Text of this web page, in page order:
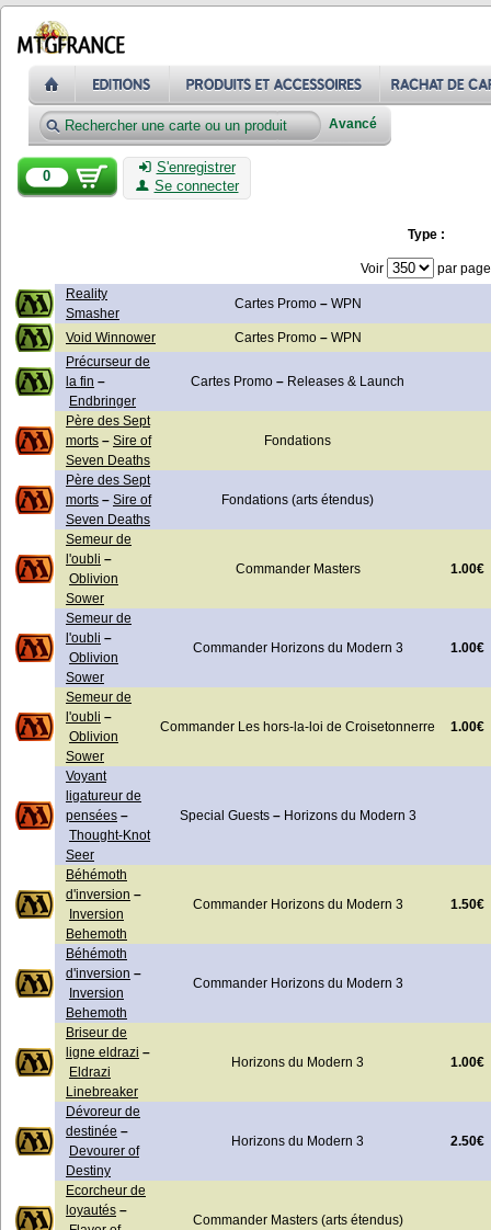
Avancé
0
S'enregistrer
Se connecter
Type :
Voir par page
Reality
Smasher
Cartes Promo– WPN
Void Winnower Cartes Promo– WPN
Précurseur de
la fin –
Endbringer
Cartes Promo – Releases & Launch
Père des Sept
morts – Sire of
Seven Deaths
Fondations
Père des Sept
morts – Sire of
Seven Deaths
Fondations (arts étendus)
Semeur de
l'oubli –
Oblivion
Sower
Commander Masters 1.00€
Semeur de
l'oubli –
Oblivion
Sower
Commander Horizons du Modern 3 1.00€
Semeur de
l'oubli –
Oblivion
Sower
Commander Les hors-la-loi de Croisetonnerre 1.00€
Voyant
ligatureur de
pensées –
Thought-Knot
Seer
Special Guests– Horizons du Modern 3
Béhémoth
d'inversion –
Inversion
Behemoth
Commander Horizons du Modern 3 1.50€
Béhémoth
d'inversion –
Inversion
Behemoth
Commander Horizons du Modern 3
Briseur de
ligne eldrazi –
Eldrazi
Linebreaker
Horizons du Modern 3 1.00€
Dévoreur de
destinée –
Devourer of
Destiny
Horizons du Modern 3 2.50€
Ecorcheur de
loyautés –
Commander Masters (arts étendus)